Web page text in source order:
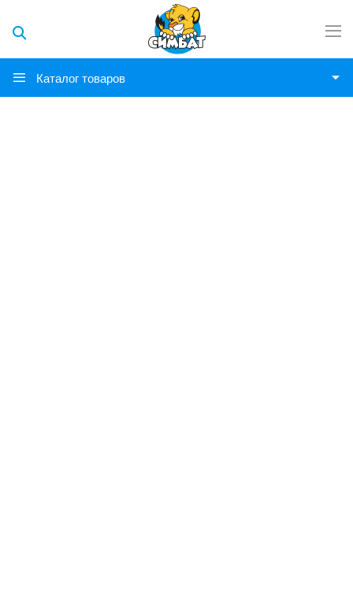
Каталог товаров